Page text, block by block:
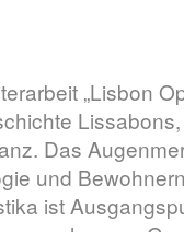
„Lisbon
Das
und
ist